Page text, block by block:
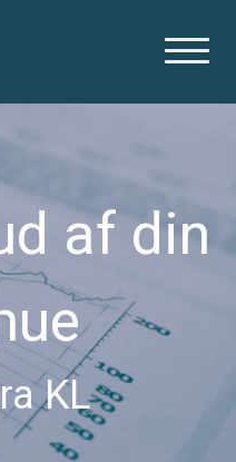
af din
KL